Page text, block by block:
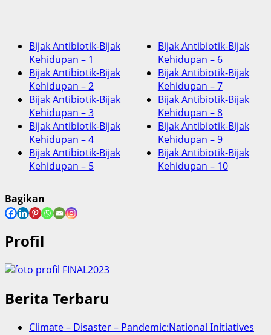
Bijak Antibiotik-Bijak
Kehidupan – 1
Bijak Antibiotik-Bijak
Kehidupan – 2
Bijak Antibiotik-Bijak
Kehidupan – 3
Bijak Antibiotik-Bijak
Kehidupan – 4
Bijak Antibiotik-Bijak
Kehidupan – 5
Bijak Antibiotik-Bijak
Kehidupan – 6
Bijak Antibiotik-Bijak
Kehidupan – 7
Bijak Antibiotik-Bijak
Kehidupan – 8
Bijak Antibiotik-Bijak
Kehidupan – 9
Bijak Antibiotik-Bijak
Kehidupan – 10
Bagikan
Profil
Berita Terbaru
Climate – Disaster – Pandemic:National Initiatives